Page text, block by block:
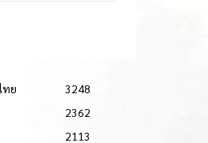
ทย
3248
2362
2113